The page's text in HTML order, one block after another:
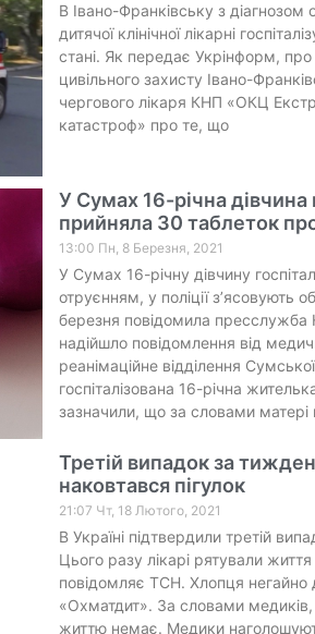
В Івано-Франківську з
дитячої клінічної лікарні
стані. Як передає Укрінформ,
цивільного захисту Івано-
чергового лікаря КНП «ОКЦ
катастроф» про те, що
У Сумах 16-річна дівчина
прийняла 30 таблеток
13:00 Пн, 8 Березня, 2021
У Сумах 16-річну дівчину
отруєнням, у поліції з’ясовують
березня повідомила пресслужба
надійшло повідомлення від
реанімаційне відділення Сумської
госпіталізована 16-річна
зазначили, що за словами матері
Третій випадок за
наковтався пігулок
21:07 Чт, 18 Лютого, 2021
В Україні підтвердили третій
Цього разу лікарі рятували
повідомляє ТСН. Хлопця
«Охматдит». За словами медиків,
життю немає. Медики